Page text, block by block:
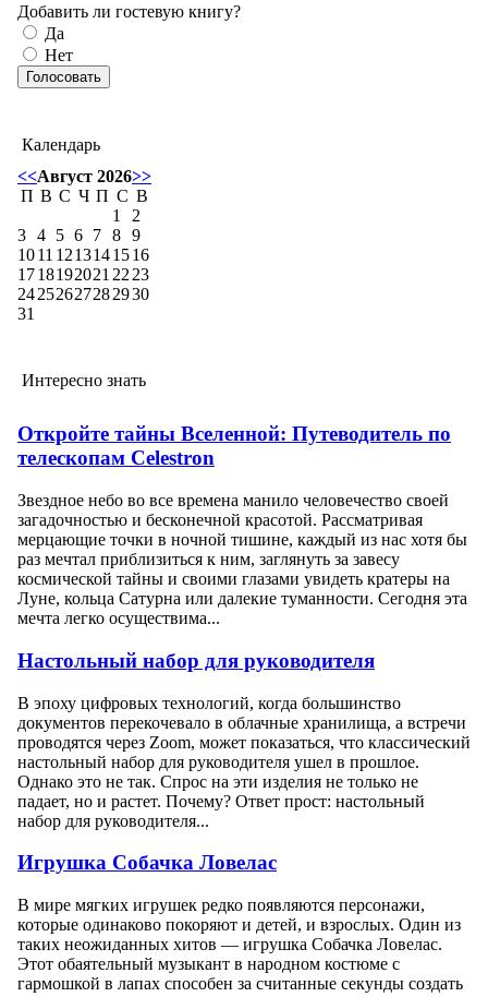
Добавить ли гостевую книгу?
Да
Нет
Календарь
<<Август 2026>>
П В С Ч П С В
1
2
3 4 5 6 7 8 9
1011 1213141516
1718192021 22 23
24252627282930
31
Интересно знать
Откройте тайны Вселенной: Путеводитель по
телескопам Celestron
Звездное небо во все времена манило человечество своей
загадочностью и бесконечной красотой. Рассматривая
мерцающие точки в ночной тишине, каждый из нас хотя бы
раз мечтал приблизиться к ним, заглянуть за завесу
космической тайны и своими глазами увидеть кратеры на
Луне, кольца Сатурна или далекие туманности. Сегодня эта
мечта легко осуществима...
Настольный набор для руководителя
В эпоху цифровых технологий, когда большинство
документов перекочевало в облачные хранилища, а встречи
проводятся через Zoom, может показаться, что классический
настольный набор для руководителя ушел в прошлое.
Однако это не так. Спрос на эти изделия не только не
падает, но и растет. Почему? Ответ прост: настольный
набор для руководителя...
Игрушка Собачка Ловелас
В мире мягких игрушек редко появляются персонажи,
которые одинаково покоряют и детей, и взрослых. Один из
таких неожиданных хитов — игрушка Собачка Ловелас.
Этот обаятельный музыкант в народном костюме с
гармошкой в лапах способен за считанные секунды создать